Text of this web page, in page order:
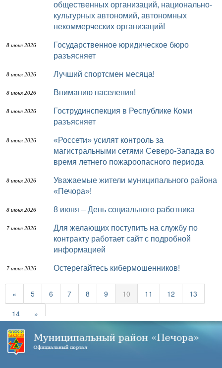
общественных организаций, национально-
культурных автономий, автономных
некоммерческих организаций!
8 июня 2026
Государственное юридическое бюро
разъясняет
8 июня 2026 Лучший спортсмен месяца!
8 июня 2026 Вниманию населения!
8 июня 2026
Гострудинспекция в Республике Коми
разъясняет
8 июня 2026
«Россети» усилят контроль за
магистральными сетями Северо-Запада во
время летнего пожароопасного периода
8 июня 2026
Уважаемые жители муниципального района
«Печора»!
8 июня 2026 8 июня – День социального работника
7 июня 2026
Для желающих поступить на службу по
контракту работает сайт с подробной
информацией
7 июня 2026 Остерегайтесь кибермошенников!
« 5 6 7 8 9 10 11 12
13
14
»